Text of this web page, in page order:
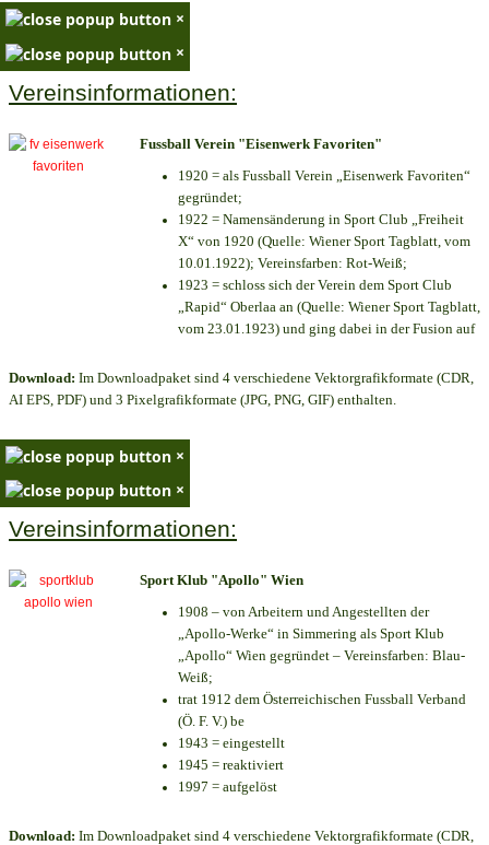
×
×
Vereinsinformationen:
Fussball Verein "Eisenwerk Favoriten"
1920 = als Fussball Verein „Eisenwerk Favoriten“
gegründet;
1922 = Namensänderung in Sport Club „Freiheit
X“ von 1920 (Quelle: Wiener Sport Tagblatt, vom
10.01.1922); Vereinsfarben: Rot-Weiß;
1923 = schloss sich der Verein dem Sport Club
„Rapid“ Oberlaa an (Quelle: Wiener Sport Tagblatt,
vom 23.01.1923) und ging dabei in der Fusion auf
Download: Im Downloadpaket sind 4 verschiedene Vektorgrafikformate (CDR,
AI EPS, PDF) und 3 Pixelgrafikformate (JPG, PNG, GIF) enthalten.
×
×
Vereinsinformationen:
Sport Klub "Apollo" Wien
1908 – von Arbeitern und Angestellten der
„Apollo-Werke“ in Simmering als Sport Klub
„Apollo“ Wien gegründet – Vereinsfarben: Blau-
Weiß;
trat 1912 dem Österreichischen Fussball Verband
(Ö. F. V.) be
1943 = eingestellt
1945 = reaktiviert
1997 = aufgelöst
Download: Im Downloadpaket sind 4 verschiedene Vektorgrafikformate (CDR,